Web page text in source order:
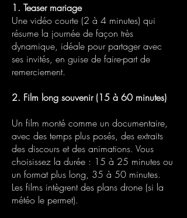
1. Teaser mariage
Une vidéo courte (2 à 4 minutes) qui
résume la journée de façon très
dynamique, idéale pour partager avec
ses invités, en guise de faire-part de
remerciement.
2. Film long souvenir (15 à 60 minutes)
Un film monté comme un documentaire,
avec des temps plus posés, des extraits
des discours et des animations. Vous
choisissez la durée : 15 à 25 minutes ou
un format plus long, 35 à 50 minutes.
Les films intègrent des plans drone (si la
météo le permet).